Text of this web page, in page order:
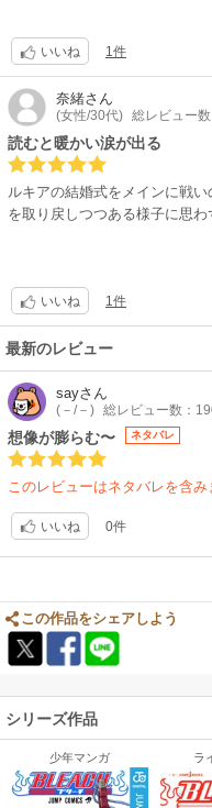
いいね 1件
奈緒さん
(女性/30代) 総レビュー
読むと暖かい涙が出る
ルキアの結婚式をメインに戦
を取り戻しつつある様子に思わ
いいね 1件
最新のレビュー
sayさん
(－/－) 総レビュー数：
想像が膨らむ〜 ネタバレ
このレビューはネタバレを含
いいね 0件
この作品をシェアしよう
シリーズ作品
少年マンガ ラ